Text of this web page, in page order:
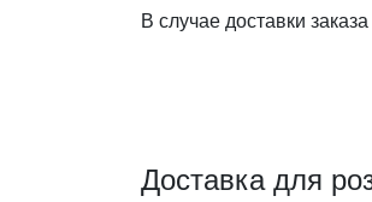
В случае доставки
Доставка для